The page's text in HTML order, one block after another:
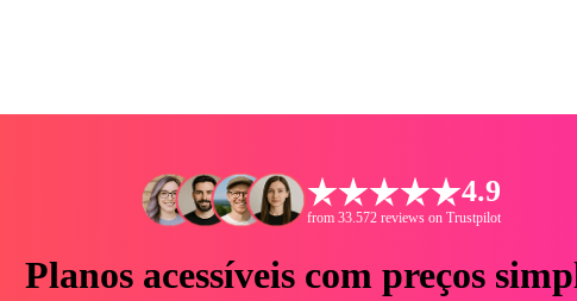
4.9
from 33.572 reviews on Trustpilot
Planos acessíveis com preços